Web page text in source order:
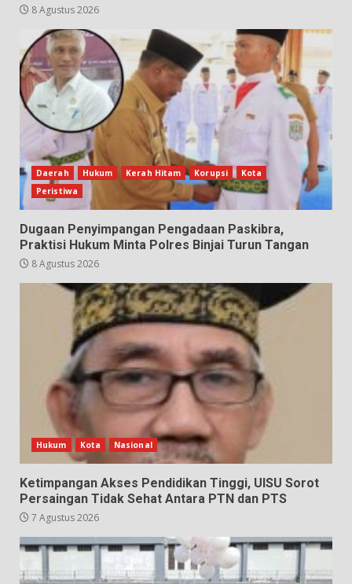
8 Agustus 2026
Daerah Hukum Kerah Hitam Korupsi
Kota
Peristiwa
Dugaan Penyimpangan Pengadaan Paskibra,
Praktisi Hukum Minta Polres Binjai Turun Tangan
8 Agustus 2026
Hukum Kota Nasional
Ketimpangan Akses Pendidikan Tinggi, UISU Sorot
Persaingan Tidak Sehat Antara PTN dan PTS
7 Agustus 2026